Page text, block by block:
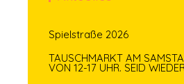
Spielstraße 2026
TAUSCHMARKT AM
VON 12-17 UHR. SEID